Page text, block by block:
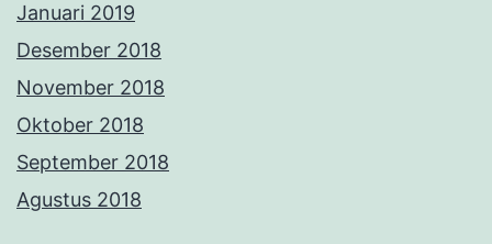
Januari 2019
Desember 2018
November 2018
Oktober 2018
September 2018
Agustus 2018